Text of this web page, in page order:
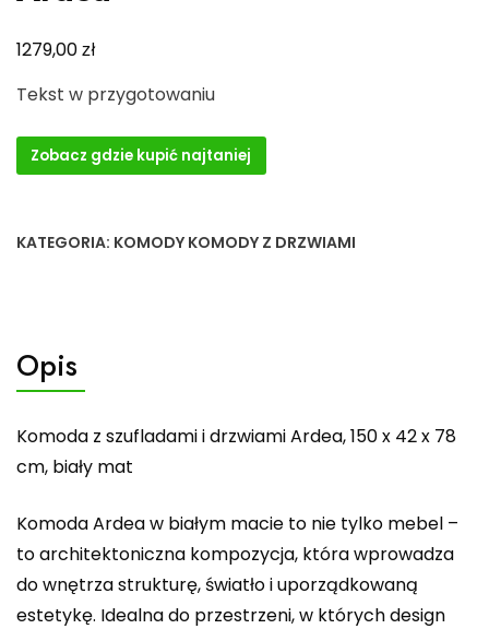
1279,00zł
Tekst w przygotowaniu
Zobacz gdzie kupić najtaniej
KATEGORIA: KOMODY KOMODY Z DRZWIAMI
Opis
Komoda z szufladami i drzwiami Ardea, 150 x 42 x 78
cm, biały mat
Komoda Ardea w białym macie to nie tylko mebel –
to architektoniczna kompozycja, która wprowadza
do wnętrza strukturę, światło i uporządkowaną
estetykę. Idealna do przestrzeni, w których design